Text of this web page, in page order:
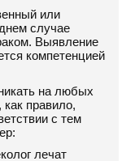
или
случае
Выявление
компетенцией
на любых
как правило,
с тем
лечат